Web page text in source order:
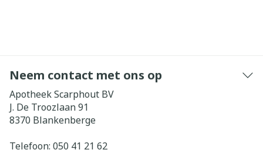
Neem contact met ons op
Apotheek Scarphout BV
J. De Troozlaan 91
8370 Blankenberge
Telefoon: 050 41 21 62